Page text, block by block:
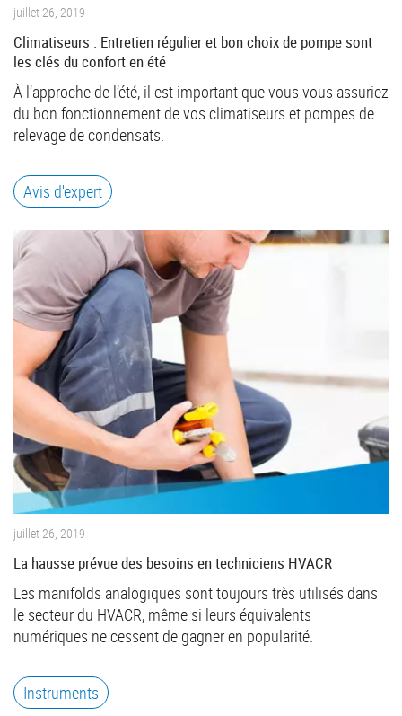
juillet 26, 2019
Climatiseurs : Entretien régulier et bon choix de pompe sont
les clés du confort en été
À l’approche de l’été, il est important que vous vous assuriez
du bon fonctionnement de vos climatiseurs et pompes de
relevage de condensats.
Avis d'expert
juillet 26, 2019
La hausse prévue des besoins en techniciens HVACR
Les manifolds analogiques sont toujours très utilisés dans
le secteur du HVACR, même si leurs équivalents
numériques ne cessent de gagner en popularité.
Instruments